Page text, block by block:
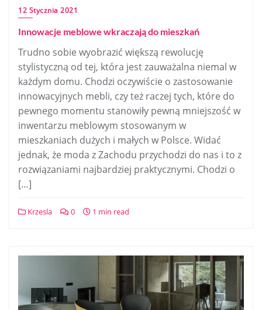
12 Stycznia 2021
Innowacje meblowe wkraczają do mieszkań
Trudno sobie wyobrazić większą rewolucję
stylistyczną od tej, która jest zauważalna niemal w
każdym domu. Chodzi oczywiście o zastosowanie
innowacyjnych mebli, czy też raczej tych, które do
pewnego momentu stanowiły pewną mniejszość w
inwentarzu meblowym stosowanym w
mieszkaniach dużych i małych w Polsce. Widać
jednak, że moda z Zachodu przychodzi do nas i to z
rozwiązaniami najbardziej praktycznymi. Chodzi o
[…]
Krzesla 0 1 min read